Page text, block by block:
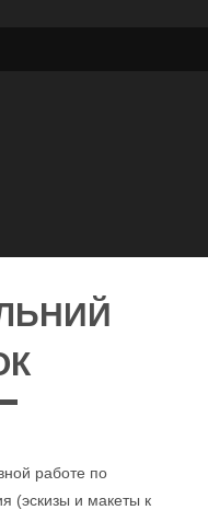
работе по
(эскизы и макеты к